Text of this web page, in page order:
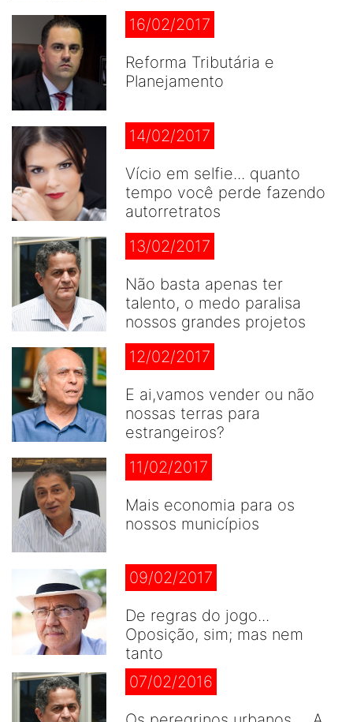
16/02/2017
Reforma Tributária e
Planejamento
14/02/2017
Vício em selfie... quanto
tempo você perde fazendo
autorretratos
13/02/2017
Não basta apenas ter
talento, o medo paralisa
nossos grandes projetos
12/02/2017
E ai,vamos vender ou não
nossas terras para
estrangeiros?
11/02/2017
Mais economia para os
nossos municípios
09/02/2017
De regras do jogo...
Oposição, sim; mas nem
tanto
07/02/2016